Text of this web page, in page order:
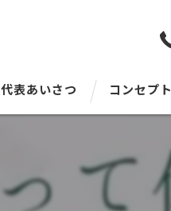
代表あいさつ コンセプト